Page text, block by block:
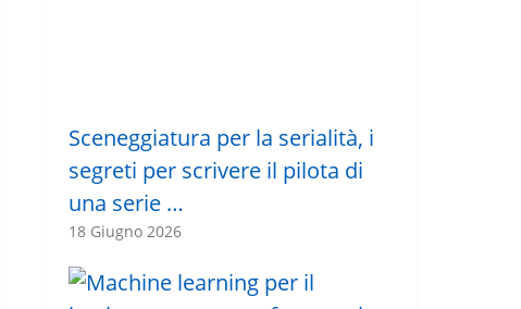
Sceneggiatura per la serialità, i
segreti per scrivere il pilota di
una serie …
18 Giugno 2026